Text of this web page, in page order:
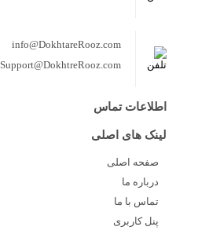
info@DokhtareRooz.com
Support@DokhtreRooz.com
اطلاعات تماس
لینک های اصلی
صفحه اصلی
درباره ما
تماس با ما
پنل کاربری